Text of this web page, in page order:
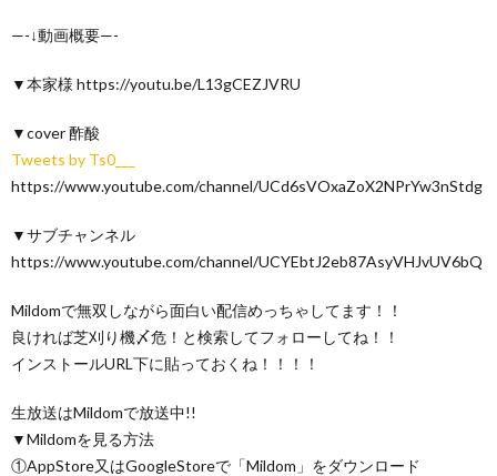
—-↓動画概要—-
▼本家様 https://youtu.be/L13gCEZJVRU
▼cover 酢酸
Tweets by Ts0___
https://www.youtube.com/channel/UCd6sVOxaZoX2NPrYw3nStdg
▼サブチャンネル
https://www.youtube.com/channel/UCYEbtJ2eb87AsyVHJvUV6bQ
Mildomで無双しながら面白い配信めっちゃしてます！！
良ければ芝刈り機〆危！と検索してフォローしてね！！
インストールURL下に貼っておくね！！！！
生放送はMildomで放送中!!
▼Mildomを見る方法
①AppStore又はGoogleStoreで「Mildom」をダウンロード